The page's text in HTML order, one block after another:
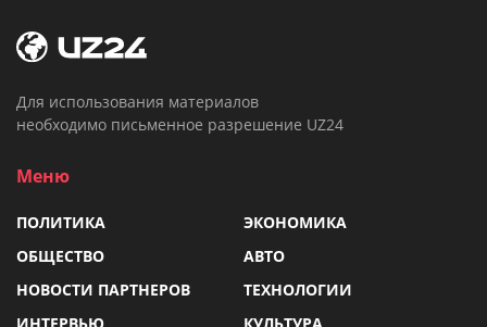
Для использования материалов
необходимо письменное разрешение UZ24
Меню
ПОЛИТИКА
ЭКОНОМИКА
ОБЩЕСТВО
АВТО
НОВОСТИ ПАРТНЕРОВ
ТЕХНОЛОГИИ